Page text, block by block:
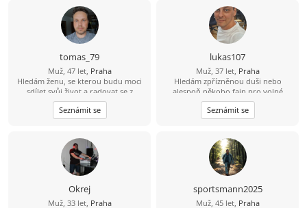
bude fajn nejen na výletě, ale i doma
u večeře.
tomas_79
Muž, 47 let, Praha
Hledám ženu, se kterou budu moci
sdílet svůj život a radovat se z
každého nového dne v její
společnosti
Seznámit se
lukas107
Muž, 37 let, Praha
Hledám zpřízněnou duši nebo
alespoň někoho fajn pro volné
chvíle. ????
Seznámit se
Okrej
Muž, 33 let, Praha
sportsmann2025
Muž, 45 let, Praha